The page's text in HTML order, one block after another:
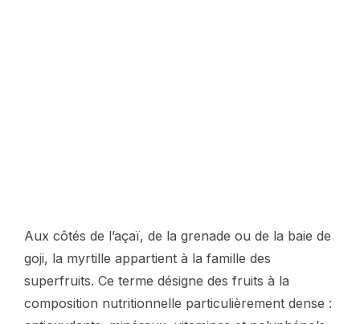
Aux côtés de l’açaï, de la grenade ou de la baie de
goji, la myrtille appartient à la famille des
superfruits. Ce terme désigne des fruits à la
composition nutritionnelle particulièrement dense :